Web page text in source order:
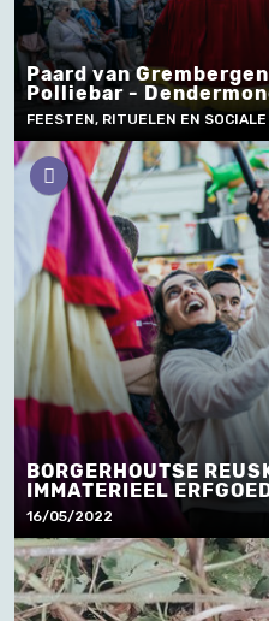
Paard van
Polliebar -
FEESTEN, RITUELEN EN
BORGERHOUTSE
IMMATERIEEL
16/05/2022